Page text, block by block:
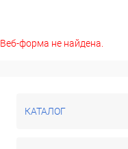
Веб-форма не найдена.
КАТАЛОГ